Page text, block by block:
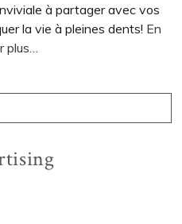
à partager avec vos
la vie à pleines dents! En
plus…